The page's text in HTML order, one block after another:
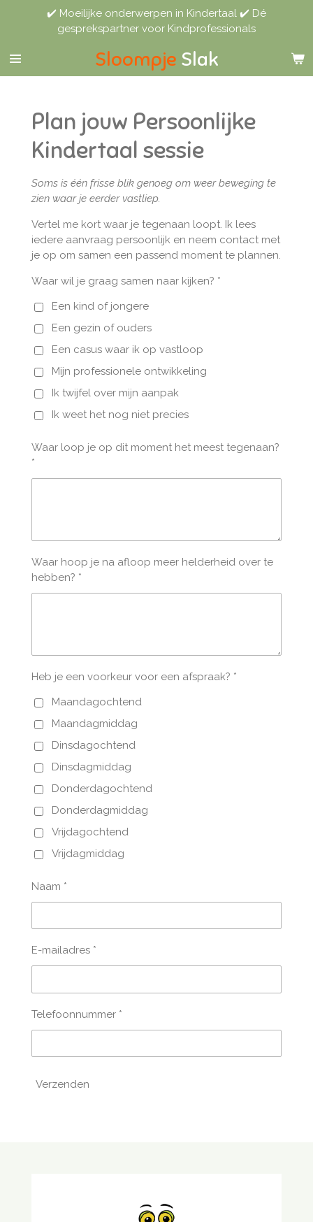
de
hoofdinhoud
Sloompje Slak
✔️ Moeilijke onderwerpen in Kindertaal ✔️ Dé
gesprekspartner voor Kindprofessionals
Plan jouw Persoonlijke
Kindertaal sessie
Soms is één frisse blik genoeg om weer beweging te
zien waar je eerder vastliep.
Vertel me kort waar je tegenaan loopt. Ik lees
iedere aanvraag persoonlijk en neem contact met
je op om samen een passend moment te plannen.
Waar wil je graag samen naar kijken? *
Een kind of jongere
Een gezin of ouders
Een casus waar ik op vastloop
Mijn professionele ontwikkeling
Ik twijfel over mijn aanpak
Ik weet het nog niet precies
Waar loop je op dit moment het meest tegenaan?
*
Waar hoop je na afloop meer helderheid over te
hebben? *
Heb je een voorkeur voor een afspraak? *
Maandagochtend
Maandagmiddag
Dinsdagochtend
Dinsdagmiddag
Donderdagochtend
Donderdagmiddag
Vrijdagochtend
Vrijdagmiddag
Naam *
E-mailadres *
Telefoonnummer *
Verzenden